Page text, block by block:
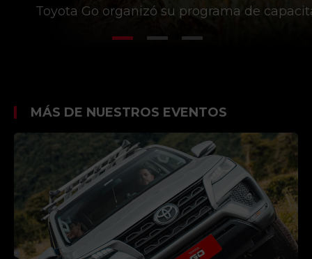
Toyota Go organizó su programa de
MÁS DE NUESTROS EVENTOS